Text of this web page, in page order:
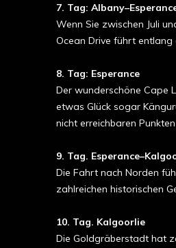
7. Tag:
Wenn Sie zwischen Juli
Ocean Drive führt
8. Tag: Esperance
Der wunderschöne Cape
etwas Glück sogar
nicht erreichbaren
9. Tag.
Die Fahrt nach Norden
zahlreichen historischen
10. Tag. Kalgoorlie
Die Goldgräberstadt hat